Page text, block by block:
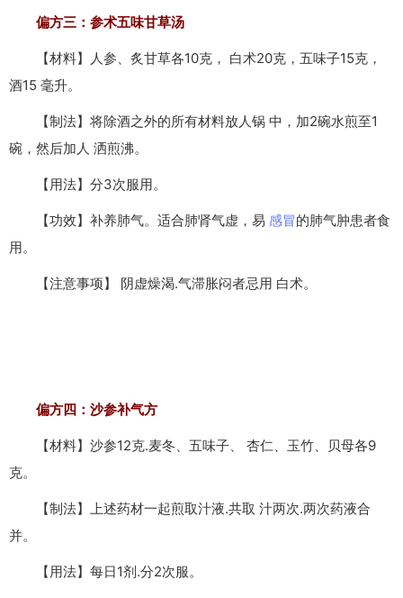
偏方三：参术五味甘草汤
【材料】人参、炙甘草各10克， 白术20克，五味子15克，
酒15 毫升。
【制法】将除酒之外的所有材料放人锅 中，加2碗水煎至1
碗，然后加人 洒煎沸。
【用法】分3次服用。
【功效】补养肺气。适合肺肾气虚，易 感冒的肺气肿患者食
用。
【注意事项】 阴虚燥渴.气滞胀闷者忌用 白术。
偏方四：沙参补气方
【材料】沙参12克.麦冬、五味子、 杏仁、玉竹、贝母各9
克。
【制法】上述药材一起煎取汁液.共取 汁两次.两次药液合
并。
【用法】每日1剂.分2次服。